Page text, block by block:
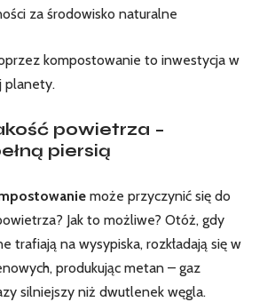
za środowisko naturalne
kompostowanie to inwestycja w
planety.
powietrza –
piersią
może przyczynić się do
Jak to możliwe? Otóż, gdy
trafiają na wysypiska, rozkładają się w
produkując metan – gaz
silniejszy niż dwutlenek węgla.